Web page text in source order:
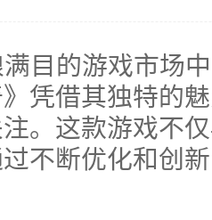
目的游戏市场
凭借其独特的
。这款游戏不
不断优化和创